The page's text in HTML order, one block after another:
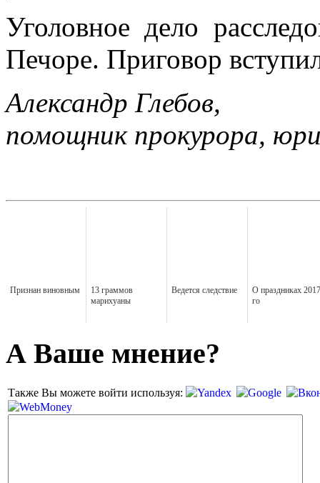
Уголовное дело
Печоре. Приговор
Александр Глебов,
помощник прокурора,
Признан виновным
13 граммов
марихуаны
Ведется следствие
О праздниках
го
А Ваше мнение?
Также Вы можете войти используя: